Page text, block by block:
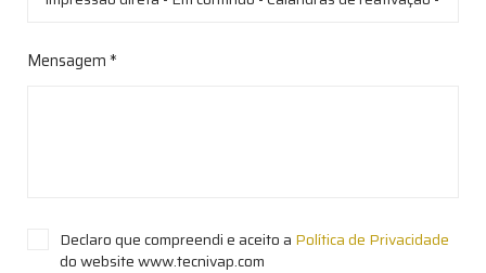
Mensagem *
Declaro que compreendi e aceito a Política de Privacidade
do website www.tecnivap.com